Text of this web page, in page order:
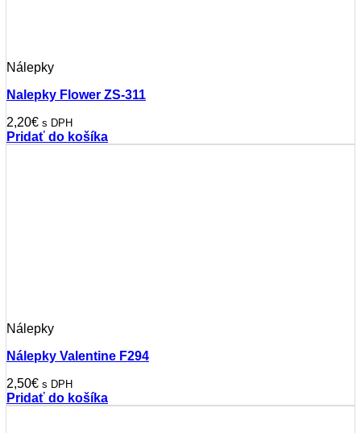
Nálepky
Nalepky Flower ZS-311
2,20€ s DPH
Pridať do košíka
Nálepky
Nálepky Valentine F294
2,50€ s DPH
Pridať do košíka